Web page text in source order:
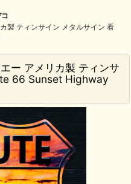
製 ティンサイン メタルサイン 看
ー アメリカ製 ティンサ
66 Sunset Highway